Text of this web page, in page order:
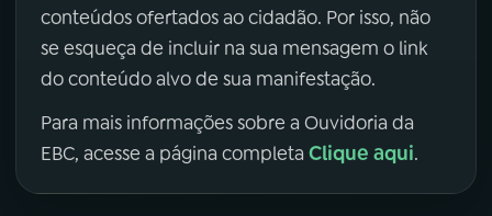
conteúdos ofertados ao cidadão. Por isso, não
se esqueça de incluir na sua mensagem o link
do conteúdo alvo de sua manifestação.
Para mais informações sobre a Ouvidoria da
EBC, acesse a página completa Clique aqui.